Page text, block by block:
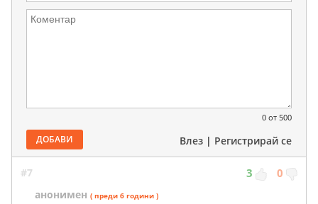
0 от 500
ДОБАВИ Влез | Регистрирай се
#7 3 0
анонимен ( преди 6 години )